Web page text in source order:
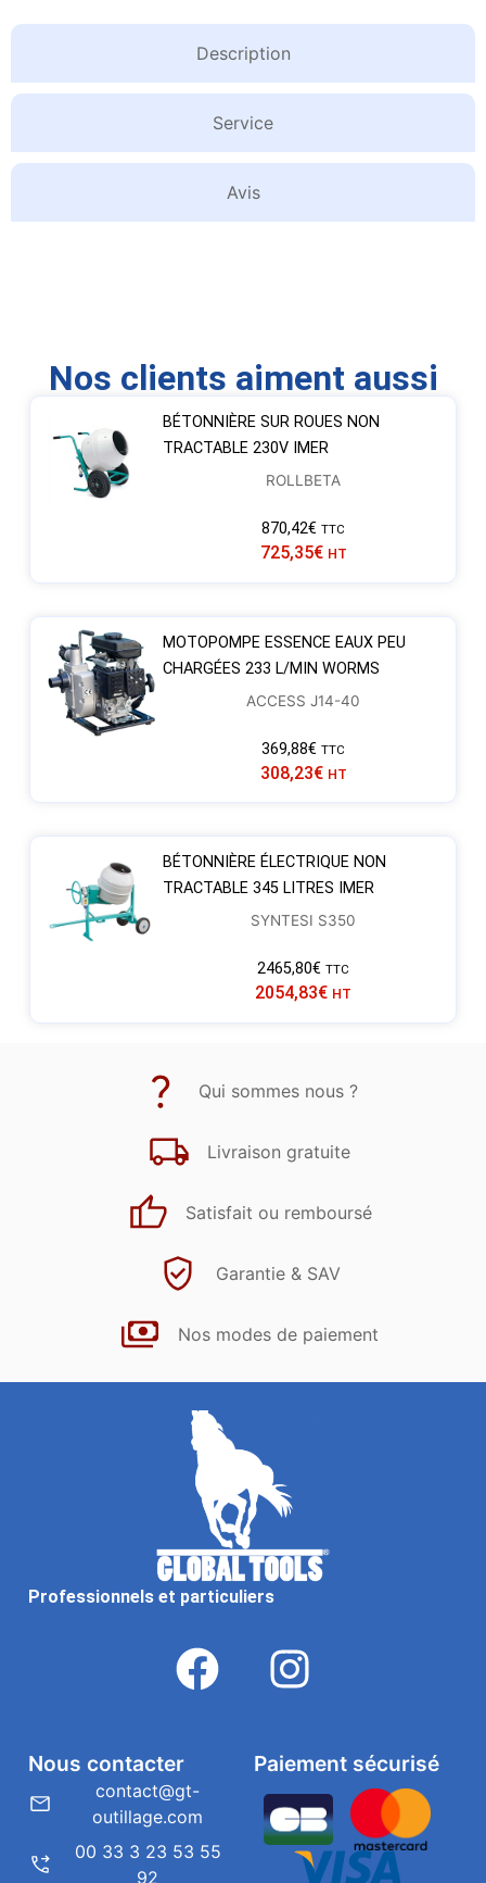
Description
Service
Avis
Nos clients aiment aussi
BÉTONNIÈRE SUR ROUES NON
TRACTABLE 230V IMER
ROLLBETA
870,42€ TTC
725,35€ HT
MOTOPOMPE ESSENCE EAUX PEU
CHARGÉES 233 L/MIN WORMS
ACCESS J14-40
369,88€ TTC
308,23€ HT
BÉTONNIÈRE ÉLECTRIQUE NON
TRACTABLE 345 LITRES IMER
SYNTESI S350
2465,80€ TTC
2054,83€ HT
Qui sommes nous ?
Livraison gratuite
Satisfait ou remboursé
Garantie & SAV
Nos modes de paiement
Professionnels et particuliers
Paiement sécurisé
Nous contacter
contact@gt-
outillage.com
00 33 3 23 53 55
92